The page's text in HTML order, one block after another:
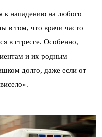
к нападению на любого
в том, что врачи часто
в стрессе. Особенно,
и их родным
долго, даже если от